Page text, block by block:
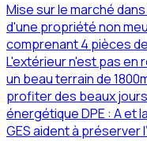
Mise sur le marché
d'une propriété non
comprenant 4 pièces
L'extérieur n'est pas en
un beau terrain de
profiter des beaux
énergétique DPE : A et
GES aident à préserver